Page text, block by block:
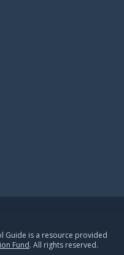
Guide is a resource provided
Fund. All rights reserved.